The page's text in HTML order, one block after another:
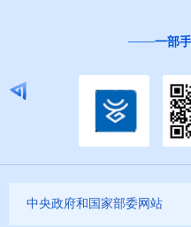
中央政府和国家部委网站